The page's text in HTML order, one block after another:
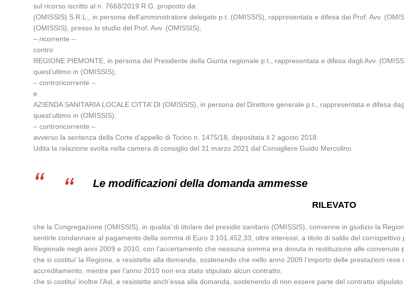
sul ricorso iscritto al n. 7668/2019 R.G. proposto da:
(OMISSIS) S.R.L., in persona dell’amministratore delegato p.t. (OMISSIS), rappresentata e difesa dai Prof. Avv.
(OMISSIS), presso lo studio del Prof. Avv. (OMISSIS);
– ricorrente –
contro
REGIONE PIEMONTE, in persona del Presidente della Giunta regionale p.t., rappresentata e difesa dagli Avv.
quest’ultimo in (OMISSIS);
– controricorrente –
e
AZIENDA SANITARIA LOCALE CITTA’ DI (OMISSIS), in persona del Direttore generale p.t., rappresentata e difesa
quest’ultimo in (OMISSIS);
– controricorrente –
avverso la sentenza della Corte d’appello di Torino n. 1475/18, depositata il 2 agosto 2018.
Udita la relazione svolta nella camera di consiglio del 31 marzo 2021 dal Consigliere Guido Mercolino.
Le modificazioni della domanda ammesse
RILEVATO
che la Congregazione (OMISSIS), in qualita’ di titolare del presidio sanitario (OMISSIS), convenne in giudizio la
sentirle condannare al pagamento della somma di Euro 3.101.452,33, oltre interessi, a titolo di saldo del
Regionale negli anni 2009 e 2010, con l’accertamento che nessuna somma era dovuta in restituzione alle convenute
che si costitui’ la Regione, e resistette alla domanda, sostenendo che nello anno 2009 l’importo delle prestazioni
accreditamento, mentre per l’anno 2010 non era stato stipulato alcun contratto;
che si costitui’ inoltre l’Asl, e resistette anch’essa alla domanda, sostenendo di non essere parte del contratto